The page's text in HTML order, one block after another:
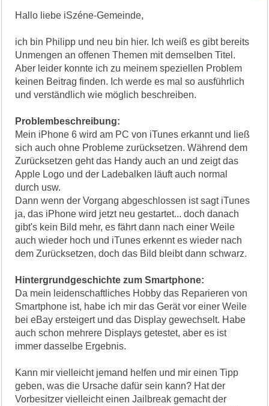
Hallo liebe iSzéne-Gemeinde,
ich bin Philipp und neu bin hier. Ich weiß es gibt bereits
Unmengen an offenen Themen mit demselben Titel.
Aber leider konnte ich zu meinem speziellen Problem
keinen Beitrag finden. Ich werde es mal so ausführlich
und verständlich wie möglich beschreiben.
Problembeschreibung:
Mein iPhone 6 wird am PC von iTunes erkannt und ließ
sich auch ohne Probleme zurücksetzen. Während dem
Zurücksetzen geht das Handy auch an und zeigt das
Apple Logo und der Ladebalken läuft auch normal
durch usw.
Dann wenn der Vorgang abgeschlossen ist sagt iTunes
ja, das iPhone wird jetzt neu gestartet... doch danach
gibt's kein Bild mehr, es fährt dann nach einer Weile
auch wieder hoch und iTunes erkennt es wieder nach
dem Zurücksetzen, doch das Bild bleibt dann schwarz.
Hintergrundgeschichte zum Smartphone:
Da mein leidenschaftliches Hobby das Reparieren von
Smartphone ist, habe ich mir das Gerät vor einer Weile
bei eBay ersteigert und das Display gewechselt. Habe
auch schon mehrere Displays getestet, aber es ist
immer dasselbe Ergebnis.
Kann mir vielleicht jemand helfen und mir einen Tipp
geben, was die Ursache dafür sein kann? Hat der
Vorbesitzer vielleicht einen Jailbreak gemacht der